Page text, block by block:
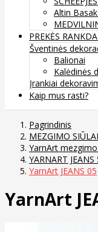
Altin
PREKĖS
Šventinės
Balionai
Kalėdinės
Įrankiai
Kaip mus rasti?
Pagrindinis
MEZGIMO
YarnArt
YARNART
YarnArt JEANS 05
YarnArt